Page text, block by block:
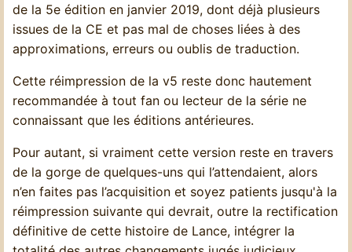
de la 5e édition en janvier 2019, dont déjà plusieurs
issues de la CE et pas mal de choses liées à des
approximations, erreurs ou oublis de traduction.
Cette réimpression de la v5 reste donc hautement
recommandée à tout fan ou lecteur de la série ne
connaissant que les éditions antérieures.
Pour autant, si vraiment cette version reste en travers
de la gorge de quelques-uns qui l’attendaient, alors
n’en faites pas l’acquisition et soyez patients jusqu'à la
réimpression suivante qui devrait, outre la rectification
définitive de cette histoire de Lance, intégrer la